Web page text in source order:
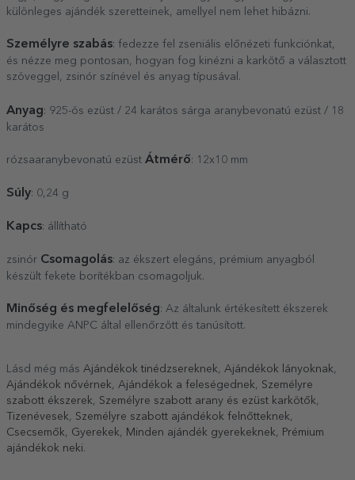
különleges ajándék szeretteinek, amellyel nem lehet hibázni.
Személyre szabás: fedezze fel zseniális előnézeti funkciónkat,
és nézze meg pontosan, hogyan fog kinézni a karkötő a választott
szöveggel, zsinór színével és anyag típusával.
Anyag: 925-ös ezüst / 24 karátos sárga aranybevonatú ezüst / 18
karátos
rózsaaranybevonatú ezüst Átmérő: 12x10 mm
Súly: 0,24 g
Kapcs: állítható
zsinór Csomagolás: az ékszert elegáns, prémium anyagból
készült fekete borítékban csomagoljuk.
Minőség és megfelelőség: Az általunk értékesített ékszerek
mindegyike ANPC által ellenőrzött és tanúsított.
Lásd még más Ajándékok tinédzsereknek, Ajándékok lányoknak,
Ajándékok nővérnek, Ajándékok a feleségednek, Személyre
szabott ékszerek, Személyre szabott arany és ezüst karkötők,
Tizenévesek, Személyre szabott ajándékok felnőtteknek,
Csecsemők, Gyerekek, Minden ajándék gyerekeknek, Prémium
ajándékok neki.